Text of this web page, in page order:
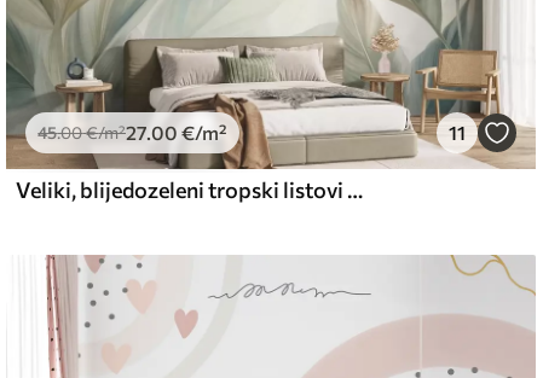
.67 .00 €/m²
and Stick
49.00€/m²
45.00€/m²27 .00 €/m² 11
Veliki, blijedozeleni tropski listovi s mekim, pastelnim bojama, teksturirana umjetnost